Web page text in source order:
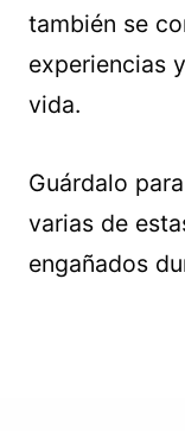
también se
experiencias
vida.
Guárdalo
varias de
engañados